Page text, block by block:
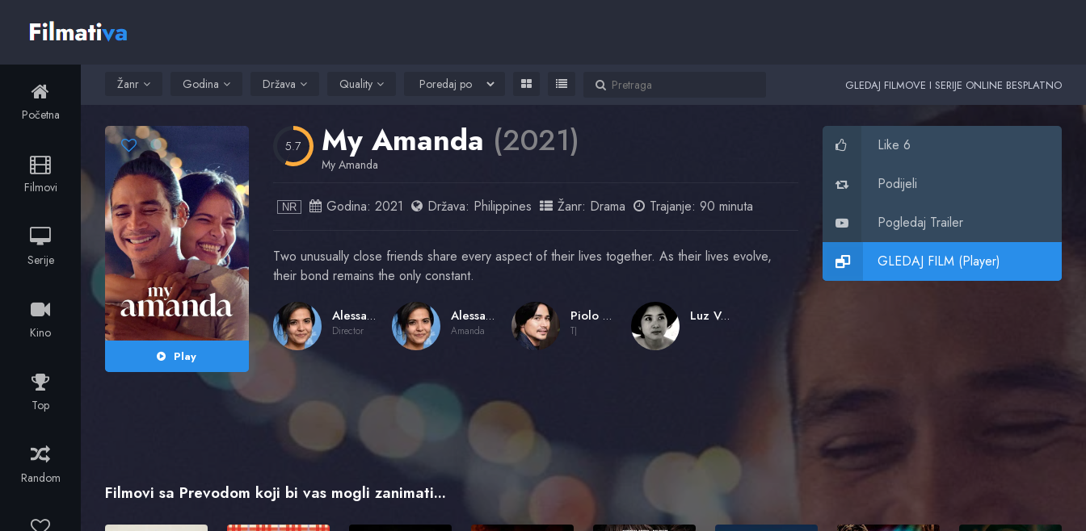
Početna
Filmovi
Serije
Kino
Top
Random
Žanr Godina Država Quality GLEDAJ FILMOVE I SERIJE ONLINE BESPLATNO
Play
5.7 My Amanda (2021)
My Amanda
NR Godina: 2021 Država: Philippines Žanr: Drama Trajanje: 90 minuta
Two unusually close friends share every aspect of their lives together. As their lives evolve,
their bond remains the only constant.
Alessandra de Rossi
Director
Alessandra de Rossi
Amanda
Piolo Pascual
TJ
Luz Valdez
Like 6
Podijeli
Pogledaj Trailer
GLEDAJ FILM (Player)
Filmovi sa Prevodom koji bi vas mogli zanimati...